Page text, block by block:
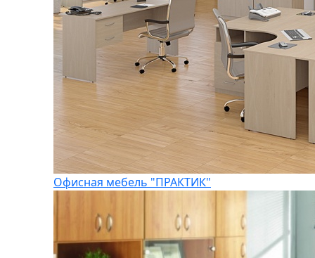
Офисная мебель "ПРАКТИК"